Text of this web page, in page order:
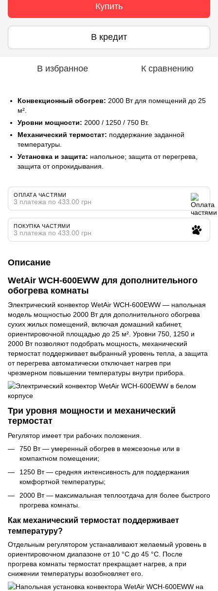
Купить
В кредит
В избранное К сравнению
Конвекционный обогрев: 2000 Вт для помещений до 25
м².
Уровни мощности: 2000 / 1250 / 750 Вт.
Механический термостат: поддержание заданной
температуры.
Установка и защита: напольное; защита от перегрева,
защита от опрокидывания.
ОПЛАТА ЧАСТЯМИ
3 платежа по 433.00 грн
ПОКУПКА ЧАСТЯМИ
3 платежа по 433.00 грн
Описание
WetAir WCH-600EWW для дополнительного
обогрева комнаты
Электрический конвектор WetAir WCH-600EWW — напольная
модель мощностью 2000 Вт для дополнительного обогрева
сухих жилых помещений, включая домашний кабинет,
ориентировочной площадью до 25 м². Уровни 750, 1250 и
2000 Вт позволяют подобрать мощность, механический
термостат поддерживает выбранный уровень тепла, а защита
от перегрева автоматически отключает нагрев при
чрезмерном повышении температуры внутри прибора.
Три уровня мощности и механический
термостат
Регулятор имеет три рабочих положения.
750 Вт — умеренный обогрев в межсезонье или в
компактном помещении;
1250 Вт — средняя интенсивность для поддержания
комфортной температуры;
2000 Вт — максимальная теплоотдача для более быстрого
прогрева комнаты.
Как механический термостат поддерживает
температуру?
Отдельным регулятором устанавливают желаемый уровень в
ориентировочном диапазоне от 10 °C до 45 °C. После
прогрева комнаты термостат прекращает нагрев, а при
снижении температуры возобновляет его.